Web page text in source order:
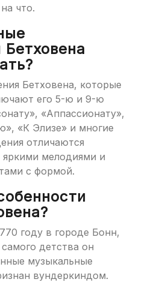
что.
Бетховена
Бетховена, которые
его 5-ю и 9-ю
«Аппассионату»,
«К Элизе» и многие
отличаются
мелодиями и
с формой.
году в городе Бонн,
детства он
музыкальные
вундеркиндом.